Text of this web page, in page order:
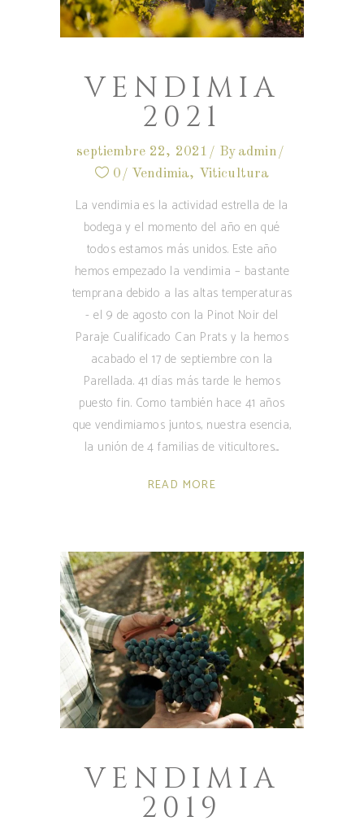
VENDIMIA
2021
septiembre 22, 2021 By admin
0
Vendimia, Viticultura
La vendimia es la actividad estrella de la
bodega y el momento del año en qué
todos estamos más unidos. Este año
hemos empezado la vendimia – bastante
temprana debido a las altas temperaturas
- el 9 de agosto con la Pinot Noir del
Paraje Cualificado Can Prats y la hemos
acabado el 17 de septiembre con la
Parellada. 41 días más tarde le hemos
puesto fin. Como también hace 41 años
que vendimiamos juntos, nuestra esencia,
la unión de 4 familias de viticultores.
READ MORE
VENDIMIA
2019